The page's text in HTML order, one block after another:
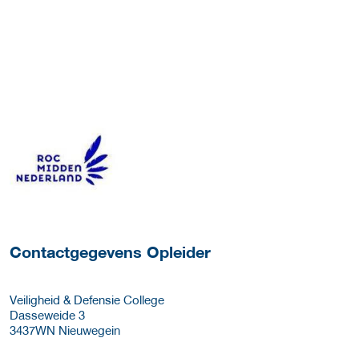
over deze opleider
Contactgegevens Opleider
Veiligheid & Defensie College
Dasseweide 3
3437WN Nieuwegein